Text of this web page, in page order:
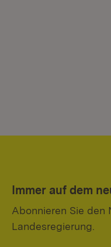
Immer auf dem
Abonnieren Sie den
Landesregierung.